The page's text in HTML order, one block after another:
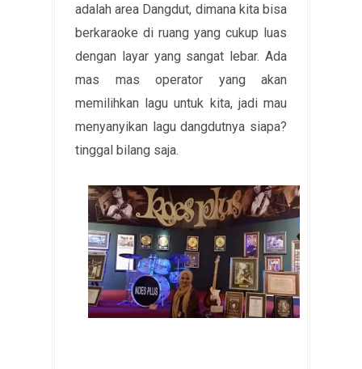
adalah area Dangdut, dimana kita bisa
berkaraoke di ruang yang cukup luas
dengan layar yang sangat lebar. Ada
mas mas operator yang akan
memilihkan lagu untuk kita, jadi mau
menyanyikan lagu dangdutnya siapa?
tinggal bilang saja.